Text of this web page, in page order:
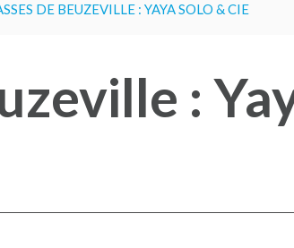
DE BEUZEVILLE : YAYA SOLO & CIE
: